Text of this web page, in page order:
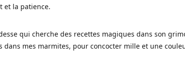
et la patience.
qui cherche des recettes magiques dans son
dans mes marmites, pour concocter mille et une